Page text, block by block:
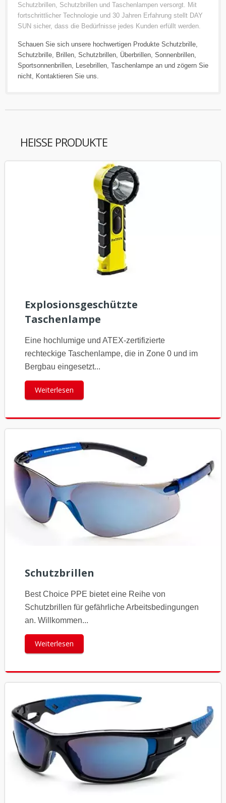
Schutzbrillen, Schutzbrillen und Taschenlampen versorgt. Mit
fortschrittlicher Technologie und 30 Jahren Erfahrung stellt DAY
SUN sicher, dass die Bedürfnisse jedes Kunden erfüllt werden.
Schauen Sie sich unsere hochwertigen Produkte Schutzbrille
Schutzbrille Brillen Schutzbrillen Überbrillen Sonnenbrillen
Sportsonnenbrillen Lesebrillen Taschenlampe an und zögern Sie
nicht, Kontaktieren Sie uns
HEISSE PRODUKTE
Explosionsgeschützte
Taschenlampe
Eine hochlumige und ATEX-zertifizierte
rechteckige Taschenlampe, die in Zone 0 und im
Bergbau eingesetzt...
Weiterlesen
Schutzbrillen
Best Choice PPE bietet eine Reihe von
Schutzbrillen für gefährliche Arbeitsbedingungen
an. Willkommen...
Weiterlesen